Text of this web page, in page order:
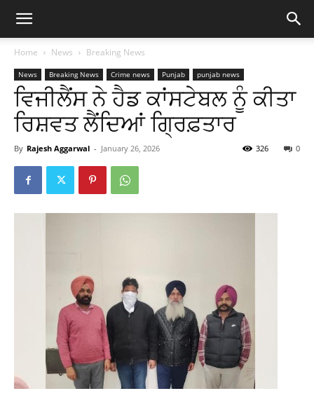
Home News Breaking News
News Breaking News Crime news Punjab punjab news
ਵਿਜੀਲੈਂਸ ਨੇ ਹੈਡ ਕਾਂਸਟੇਬਲ ਨੂੰ ਕੀਤਾ
ਰਿਸ਼ਵਤ ਲੈਂਦਿਆਂ ਗ੍ਰਿਫ਼ਤਾਰ
By Rajesh Aggarwal - January 26, 2026 0
326